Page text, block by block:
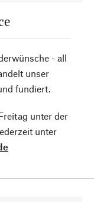
- all
unser
fundiert.
unter der
unter